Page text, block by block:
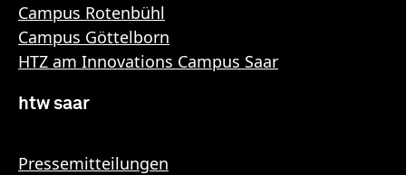
Campus Rotenbühl
Campus Göttelborn
HTZ am Innovations Campus Saar
htw saar
Pressemitteilungen